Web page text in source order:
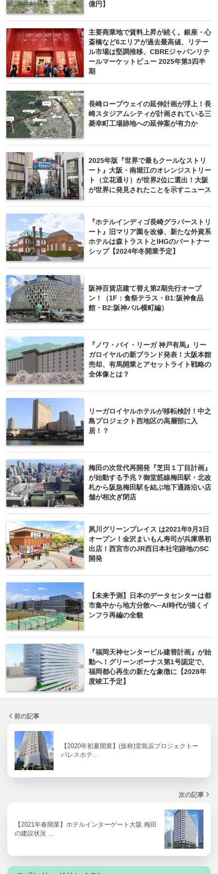
億円】
主要商業地で賃料上昇が続く。銀座・心
斎橋など6エリアが過去最高値、リテー
ル市場は堅調推移、CBREジャパンリテ
ールマーケットビュー 2025年第3四半
期
長崎ロープウェイの延伸計画が浮上！長
崎スタジアムシティが計画されている三
菱幸町工場跡地への延伸案が有力か
2025年版『世界で最もクールなストリ
ート』大阪・南堀江のオレンジストリー
ト（立花通り）が世界2位に選出！大阪
が世界に発見されたことを示すニュース
『ホテルインディゴ長崎グラバーストリ
ート』旧マリア園を改修、新たな外資系
ホテルは森トラストとIHGのパートナー
シップ【2024年冬開業予定】
阪神百貨店建て替え第2期先行オープ
ン！（1F：食祭テラス・B1:阪神食品
館・B2:阪神バル横町編）
『ノワ・バイ・リーガ 神戸有馬』リー
ガロイヤルの新ブランド発表！大阪本館
売却、有馬開業とアセットライト戦略の
全体像とは？
リーガロイヤルホテルが移転検討！中之
島プロジェクト西地区の高層部に入
居！？
梅田の次世代再開発『芝田１丁目計画』
が始動する予兆？御堂筋線梅田駅・北改
札から阪急梅田駅を結ぶ地下通路沿い店
舗が相次ぎ閉店
夙川グリーンプレイス は2021年9月3日
オープン！金沢まいもん寿司が兵庫県初
出店！西宮市のJR西日本社宅跡地のSC
開発
【未来予測】日本のデータセンターは都
市集中から地方分散へ─AI時代が描くイ
ンフラ再編の全貌
『福岡天神センタービル建替計画』が始
動へ！グリーンボーナス第1号認定で、
福岡都心再生の新たな象徴に【2028年
度竣工予定】
前の記事
【2020年初夏開業】(仮称)堂島浜プロジェクトー
パレスホテ…
次の記事
【2021年春開業】ホテルインターゲート大阪 梅田
の建設状況 …